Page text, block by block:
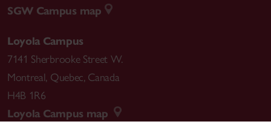
SGW Campus map
Loyola Campus
7141 Sherbrooke Street W.
Montreal, Quebec, Canada
H4B 1R6
Loyola Campus map